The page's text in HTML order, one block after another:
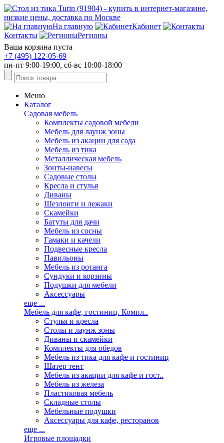
На главную
Кабинет
Контакты
Регионы
Ваша корзина пуста
+7 (495) 122-05-69
пн-пт 9:00-19:00, сб-вс 10:00-18:00
Меню
Каталог
Садовая мебель
Комплекты садовой мебели
Мебель для лаунж зоны
Мебель из акации для сада
Мебель из тика
Металлическая мебель
Зонты-навесы
Садовые столы
Кресла и стулья
Диваны
Шезлонги и лежаки
Скамейки
Батуты для дачи
Мебель из сосны
Гамаки и качели
Подвесные кресла
Павильоны
Мебель из ротанга
Сундуки и корзины
Подушки для мебели
Аксессуары
еще ...
Мебель для кафе, гостиниц. Компл..
Стулья и кресла
Столы и лаунж зоны
Диваны и скамейки
Комплекты для обедов
Мебель из тика для кафе и гостиниц
Шатер тент
Мебель из акации для кафе и гост..
Мебель из железа
Пластиковая мебель
Складные столы
Мебельные подушки
Аксессуары для кафе, ресторанов
еще ...
Игровые площадки